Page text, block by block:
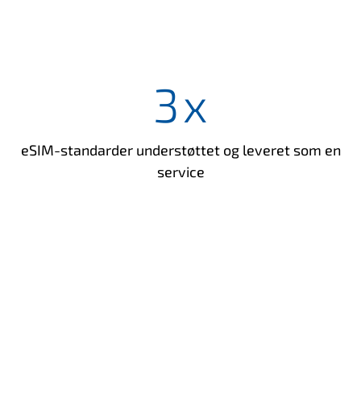
3x
eSIM-standarder understøttet og leveret som en
service